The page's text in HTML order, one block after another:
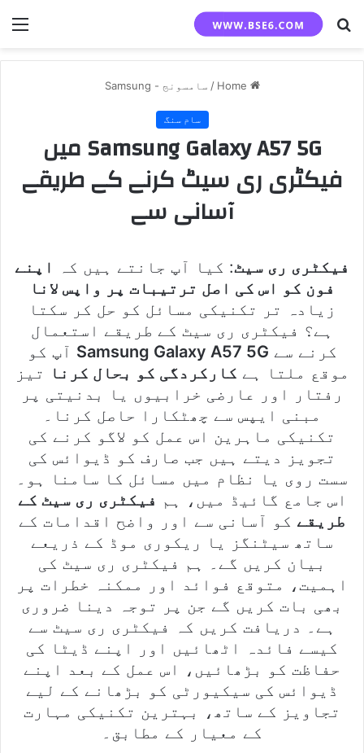
Search
/ سامسونج - Samsung
سام سنگ
Samsung Galaxy A57 5G میں
فیکٹری ری سیٹ کرنے کے طریقے
آسانی سے
فیکٹری ری سیٹ: کیا آپ جانتے ہیں کہ
اپنے
فون کو اس کی اصل ترتیبات پر واپس لانا
زیادہ تر تکنیکی مسائل کو حل کر سکتا
ہے؟ فیکٹری ری سیٹ کے طریقے استعمال
کرنے سے Samsung Galaxy A57 5G آپ کو
موقع ملتا ہے کارکردگی کو بحال کرنا تیز
رفتار اور عارضی خرابیوں یا بدنیتی پر
مبنی ایپس سے چھٹکارا حاصل کرنا۔
تکنیکی ماہرین اس عمل کو لاگو کرنے کی
تجویز دیتے ہیں جب صارف کو ڈیوائس کی
سست روی یا نظام میں مسائل کا سامنا ہو۔
اس جامع گائیڈ میں، ہم فیکٹری ری سیٹ کے
طریقے کو آسانی سے اور واضح اقدامات کے
ساتھ سیٹنگز یا ریکوری موڈ کے ذریعے
بیان کریں گے۔ ہم فیکٹری ری سیٹ کی
اہمیت، متوقع فوائد اور ممکنہ خطرات پر
بھی بات کریں گے جن پر توجہ دینا ضروری
ہے۔ دریافت کریں کہ فیکٹری ری سیٹ سے
کیسے فائدہ اٹھائیں اور اپنے ڈیٹا کی
حفاظت کو بڑھائیں، اس عمل کے بعد اپنے
ڈیوائس کی سیکیورٹی کو بڑھانے کے لیے
تجاویز کے ساتھ، بہترین تکنیکی مہارت
کے معیار کے مطابق۔